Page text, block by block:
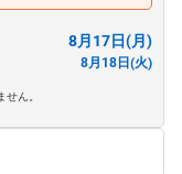
8月17日(月)
8月18日(火)
ん。